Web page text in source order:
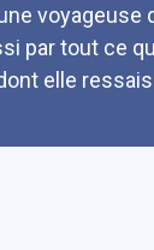
voyageuse
par tout ce
elle